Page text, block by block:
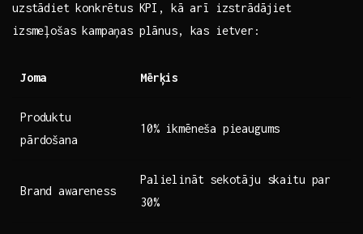
uzstādiet ⁢konkrētus KPI, kā arī izstrādājiet⁤
izsmeļošas kampaņas plānus, kas ietver:
Joma Mērķis
Produktu
‌pārdošana
10% ikmēneša⁢ pieaugums
Brand awareness
Palielināt ⁢sekotāju skaitu par
30%